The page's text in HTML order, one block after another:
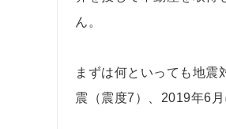
ん。
まずは何といっても地
震（震度7）、2019年6